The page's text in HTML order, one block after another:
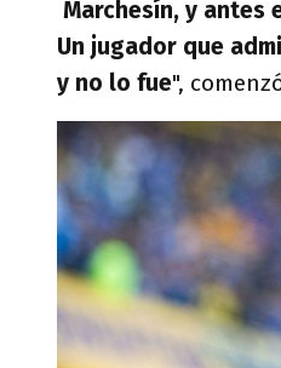
Marchesín, y antes
Un jugador que
y no lo fue",